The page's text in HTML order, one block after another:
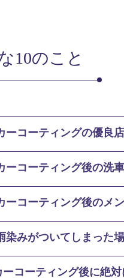
10のこと
ーコーティングの優良
ーコーティング後の洗
ーコーティング後のメ
染みがついてしまった
ーコーティング後に絶